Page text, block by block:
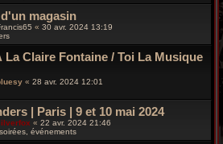
magasin
« 30 avr. 2024 13:19
La Claire Fontaine / Toi La Musique
« 28 avr. 2024 12:01
| Paris | 9 et 10 mai 2024
« 22 avr. 2024 21:46
événements